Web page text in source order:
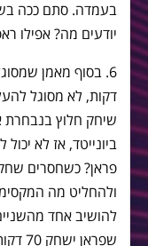
בעמדה. סתם ככה
יודעים מה? אפילו
6. בסוף מאמן
דקות, לא מסוגל
שיחק חלוץ
ביונייטד, אז לא
פראן? כשחסרים
ולהחליט מה
להושיב אחד